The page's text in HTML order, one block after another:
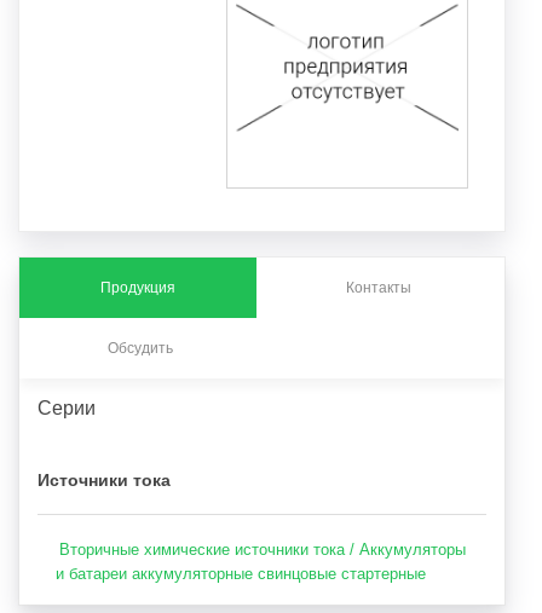
Продукция Контакты
Обсудить
Серии
Источники тока
Вторичные химические источники тока / Аккумуляторы
и батареи аккумуляторные свинцовые стартерные